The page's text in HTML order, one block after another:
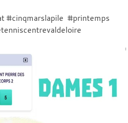
#cinqmarslapile #printemps